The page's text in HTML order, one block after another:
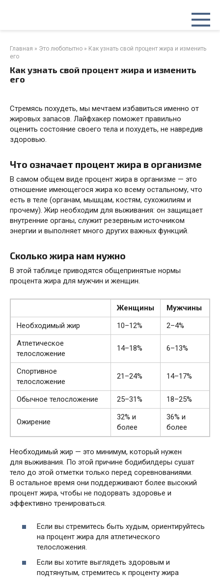
Главная » Это любопытно » Как узнать свой процент жира и изменить
его
Как узнать свой процент жира и изменить
его
Стремясь похудеть, мы мечтаем избавиться именно от
жировых запасов. Лайфхакер поможет правильно
оценить состояние своего тела и похудеть, не навредив
здоровью.
Что означает процент жира в организме
В самом общем виде процент жира в организме — это
отношение имеющегося жира ко всему остальному, что
есть в теле (органам, мышцам, костям, сухожилиям и
прочему). Жир необходим для выживания: он защищает
внутренние органы, служит резервным источником
энергии и выполняет много других важных функций.
Сколько жира нам нужно
В этой таблице приводятся общепринятые нормы
процента жира для мужчин и женщин.
Женщины
Мужчины
Необходимый жир
10–12%
2–4%
Атлетическое
телосложение
14–18% 6–13%
Спортивное
телосложение
21–24% 14–17%
Обычное телосложение 25–31% 18–25%
Ожирение
32% и
более
36% и
более
Необходимый жир — это минимум, который нужен
для выживания. По этой причине бодибилдеры сушат
тело до этой отметки только перед соревнованиями.
В остальное время они поддерживают более высокий
процент жира, чтобы не подорвать здоровье и
эффективно тренироваться.
Если вы стремитесь быть худым, ориентируйтесь
на процент жира для атлетического
телосложения.
Если вы хотите выглядеть здоровым и
подтянутым, стремитесь к проценту жира